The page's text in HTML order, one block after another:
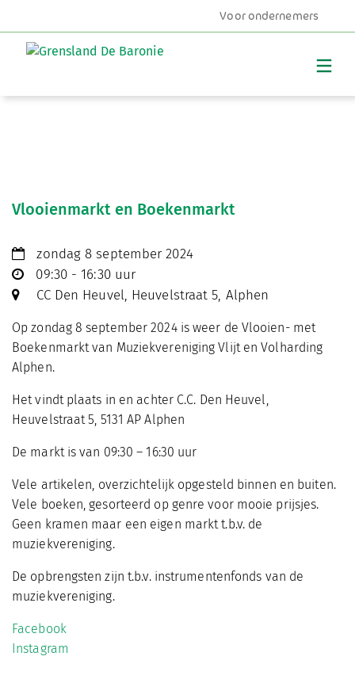
Voor ondernemers
Vlooienmarkt en Boekenmarkt
zondag 8 september 2024
09:30 - 16:30 uur
CC Den Heuvel, Heuvelstraat 5, Alphen
Op zondag 8 september 2024 is weer de Vlooien- met
Boekenmarkt van Muziekvereniging Vlijt en Volharding
Alphen.
Het vindt plaats in en achter C.C. Den Heuvel,
Heuvelstraat 5, 5131 AP Alphen
De markt is van 09:30 – 16:30 uur
Vele artikelen, overzichtelijk opgesteld binnen en buiten.
Vele boeken, gesorteerd op genre voor mooie prijsjes.
Geen kramen maar een eigen markt t.b.v. de
muziekvereniging.
De opbrengsten zijn t.b.v. instrumentenfonds van de
muziekvereniging.
Facebook
Instagram